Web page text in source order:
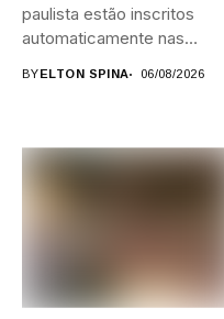
paulista estão inscritos
automaticamente nas
BY ELTON SPINA 06/08/2026